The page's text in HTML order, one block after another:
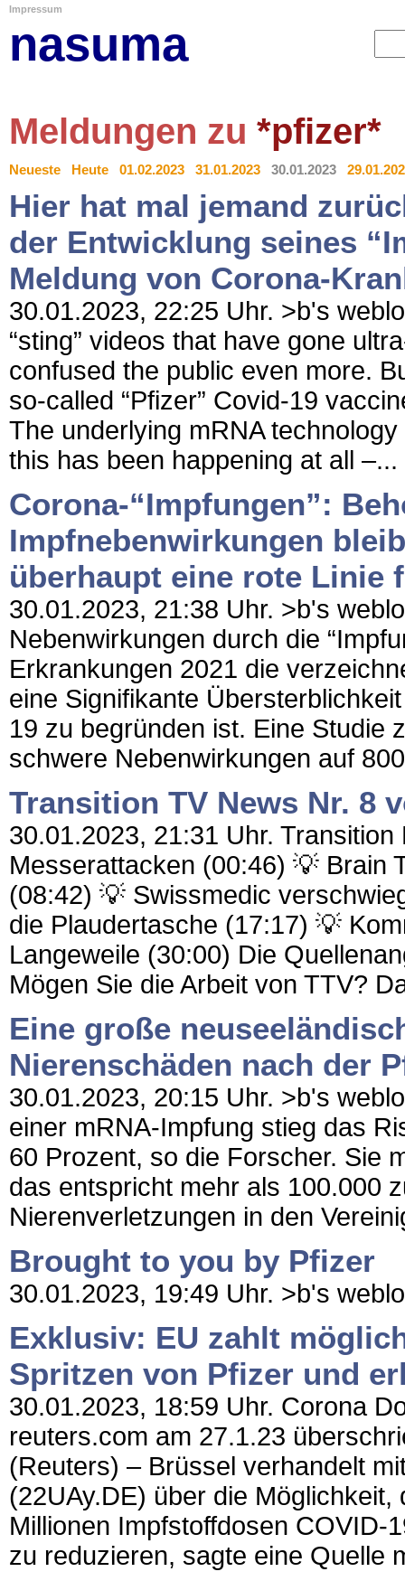
Impressum
nasuma
Meldungen zu *pfizer*
Neueste Heute 01.02.2023 31.01.2023 30.01.2023
Hier hat mal jemand
der Entwicklung seines
Meldung von Corona-
30.01.2023, 22:25 Uhr. >b's
“sting” videos that have gone
confused the public even more.
so-called “Pfizer” Covid-19
The underlying mRNA
this has been happening at all –...
Corona-“Impfungen”:
Impfnebenwirkungen
überhaupt eine rote Linie
30.01.2023, 21:38 Uhr. >b's
Nebenwirkungen durch die
Erkrankungen 2021 die
eine Signifikante
19 zu begründen ist. Eine Studie
schwere Nebenwirkungen auf
Transition TV News Nr. 8
30.01.2023, 21:31 Uhr.
Messerattacken (00:46) 💡 Brain
(08:42) 💡 Swissmedic
die Plaudertasche (17:17) 💡
Langeweile (30:00) Die
Mögen Sie die Arbeit von TTV?
Eine große
Nierenschäden nach der
30.01.2023, 20:15 Uhr. >b's
einer mRNA-Impfung stieg das
60 Prozent, so die Forscher. Sie
das entspricht mehr als 100.000
Nierenverletzungen in den
Brought to you by Pfizer
30.01.2023, 19:49 Uhr. >b's
Exklusiv: EU zahlt
Spritzen von Pfizer und
30.01.2023, 18:59 Uhr. Corona
reuters.com am 27.1.23
(Reuters) – Brüssel verhandelt
(22UAy.DE) über die
Millionen Impfstoffdosen COVID-
zu reduzieren, sagte eine Quelle